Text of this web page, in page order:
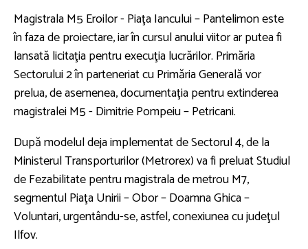
Magistrala M5 Eroilor - Piaţa Iancului – Pantelimon este
în faza de proiectare, iar în cursul anului viitor ar putea fi
lansată licitaţia pentru execuţia lucrărilor. Primăria
Sectorului 2 în parteneriat cu Primăria Generală vor
prelua, de asemenea, documentaţia pentru extinderea
magistralei M5 - Dimitrie Pompeiu – Petricani.
După modelul deja implementat de Sectorul 4, de la
Ministerul Transporturilor (Metrorex) va fi preluat Studiul
de Fezabilitate pentru magistrala de metrou M7,
segmentul Piaţa Unirii – Obor – Doamna Ghica –
Voluntari, urgentându-se, astfel, conexiunea cu judeţul
Ilfov.